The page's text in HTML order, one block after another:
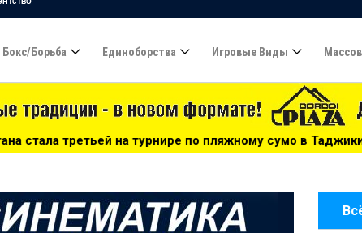
Бокс/борьба Единоборства Игровые Виды
по пляжному сумо в Таджикистане - 09:50 ***